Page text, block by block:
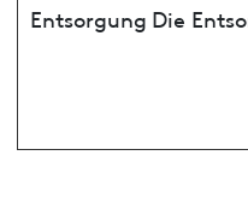
Entsorgung Die